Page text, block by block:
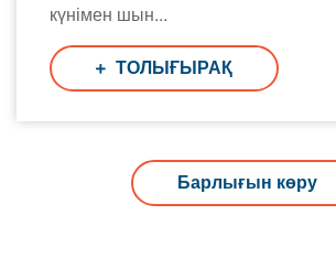
күнімен шын...
ТОЛЫҒЫРАҚ
Барлығын көру